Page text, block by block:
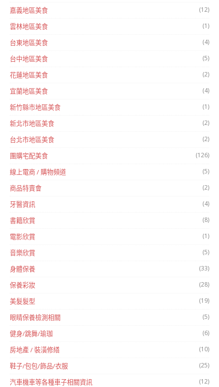
嘉義地區美食 (12)
雲林地區美食 (1)
台東地區美食 (4)
台中地區美食 (5)
花蓮地區美食 (2)
宜蘭地區美食 (4)
新竹縣市地區美食 (1)
新北市地區美食 (2)
台北市地區美食 (2)
團購宅配美食 (126)
線上電商 / 購物頻道 (5)
商品特賣會 (2)
牙醫資訊 (4)
書籍欣賞 (8)
電影欣賞 (1)
音樂欣賞 (5)
身體保養 (33)
保養彩妝 (28)
美髮髮型 (19)
眼睛保養檢測相關 (5)
健身/跳舞/瑜珈 (6)
房地產 / 裝潢修繕 (10)
鞋子/包包/飾品/衣服 (25)
汽車機車等各種車子相關資訊 (12)